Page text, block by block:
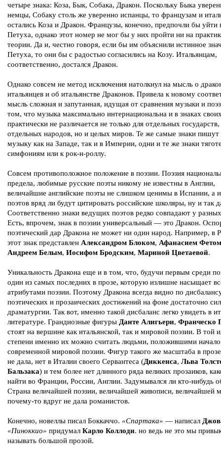
четыре знака: Коза, Бык, Собака, Дракон. Поскольку Быка
немцы, Собаку столь же уверенно испанцы, то французам и
остались Коза и Дракон. Французы, конечно, предпочли бы уйти
Петуха, однако этот номер не мог бы у них пройти ни на
теории. Да и, честно говоря, если бы им объяснили истинное
Петуха, то они бы с радостью согласились на Козу. Итальянцам,
соответственно, достался Дракон.
Однако совсем не метод исключения натолкнул на мысль о
итальянцев и об итальянстве Драконов. Привела к новому
мысль сложная и запутанная, идущая от сравнения музыки и
том, что музыка максимально интернациональна и в знаках
практически не различается не только для отдельных государств,
отдельных народов, но и целых миров. Те же самые знаки
музыку как на Западе, так и в Империи, одни и те же знаки
симфониям или к рок-н-роллу.
Совсем противоположное положение в поэзии. Поэзия
предела, любимые русские поэты никому не известны в Англии,
величайшие английские поэты не слишком ценимы в Испании, а
поэтов вряд ли будут цитировать российские школяры, ну и так
Соответственно знаки ведущих поэтов редко совпадают у
Есть, впрочем, знак в поэзии универсальный — это Дракон.
поэтический дар Дракона не может ни один народ. Например, в
этот знак представлен Александром Блоком, Афанасием Фетом
Андреем Белым, Иосифом Бродским, Мариной Цветаевой.
Уникальность Дракона еще и в том, что, будучи первым среди
один из самых последних в прозе, которую излишне насыщает
атрибутами поэзии. Поэтому Дракона всегда видно по
поэтических и прозаических достижений на фоне достаточно
драматургии. Так вот, именно такой дисбаланс легко увидеть в
литературе. Грандиозные фигуры Данте Алигьери, Франческо
стоят на вершине как итальянской, так и мировой поэзии. В той
степени именно их можно считать людьми, положившими начало
современной мировой поэзии. Фигур такого же масштаба в
не дала, нет в Италии своего Сервантеса (Диккенса, Льва
Бальзака) и тем более нет длинного ряда великих прозаиков,
найти во Франции, России, Англии. Задумывался ли кто-нибудь
Страна величайшей поэзии, величайшей живописи, величайшей
почему-то вдруг не дала романистов.
Конечно, новеллы писал Боккаччо. «Спартака» — написал
«Пиноккио» придумал Карло Коллоди. но ведь не это мы
называть большой прозой.